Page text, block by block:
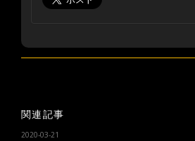
関連記事
2020-03-21